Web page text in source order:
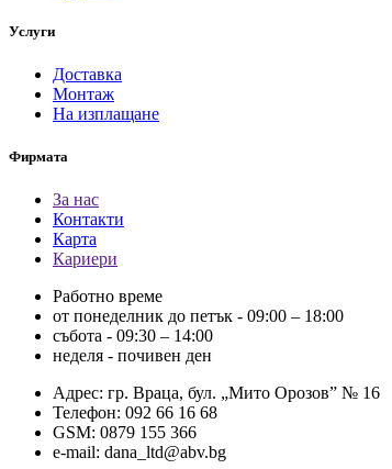
Услуги
Доставка
Монтаж
На изплащане
Фирмата
За нас
Контакти
Карта
Кариери
Работно време
от понеделник до петък - 09:00 – 18:00
събота - 09:30 – 14:00
неделя - почивен ден
Адрес: гр. Враца, бул. „Мито Орозов” № 16
Телефон: 092 66 16 68
GSM: 0879 155 366
e-mail: dana_ltd@abv.bg